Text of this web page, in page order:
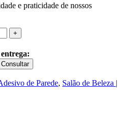
e praticidade de nossos
Consultar
de Parede, Salão de Beleza |